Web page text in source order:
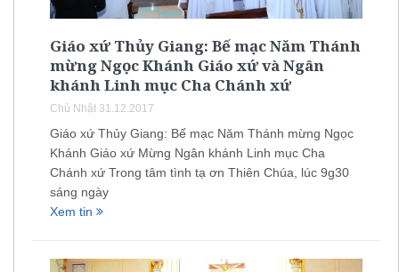
Giáo xứ Thủy Giang: Bế mạc Năm Thánh
mừng Ngọc Khánh Giáo xứ và Ngân
khánh Linh mục Cha Chánh xứ
Chủ Nhật 31.12.2017
Giáo xứ Thủy Giang: Bế mạc Năm Thánh mừng Ngọc
Khánh Giáo xứ Mừng Ngân khánh Linh mục Cha
Chánh xứ Trong tâm tình tạ ơn Thiên Chúa, lúc 9g30
sáng ngày
Xem tin